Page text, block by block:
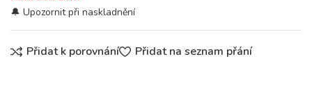
Přidat k porovnání Přidat na seznam přání